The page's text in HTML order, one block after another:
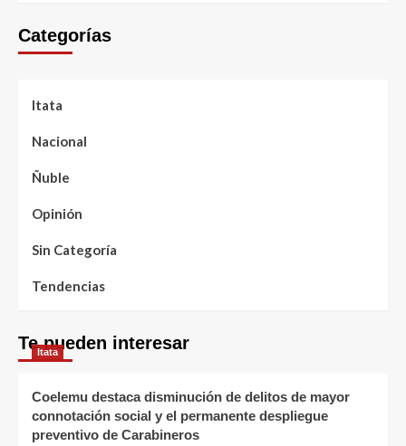
Categorías
Itata
Nacional
Ñuble
Opinión
Sin Categoría
Tendencias
Te pueden interesar
Itata
Coelemu destaca disminución de delitos de mayor
connotación social y el permanente despliegue
preventivo de Carabineros